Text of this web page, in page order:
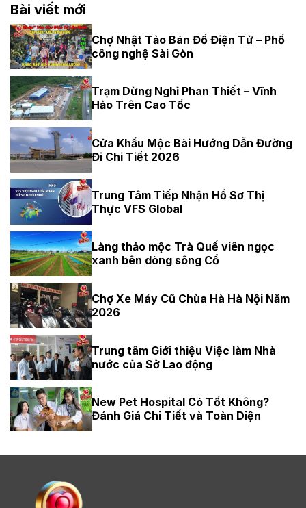
Bài viết mới
Chợ Nhật Tảo Bán Đồ Điện Tử – Phố
công nghệ Sài Gòn
Trạm Dừng Nghỉ Phan Thiết – Vĩnh
Hảo Trên Cao Tốc
Cửa Khẩu Mộc Bài Hướng Dẫn Đường
Đi Chi Tiết 2026
Trung Tâm Tiếp Nhận Hồ Sơ Thị
Thực VFS Global
Làng thảo mộc Trà Quế viên ngọc
xanh bên dòng sông Cổ
Chợ Xe Máy Cũ Chùa Hà Hà Nội Năm
2026
Trung tâm Giới thiệu Việc làm Nhà
nước của Sở Lao động
New Pet Hospital Có Tốt Không?
Đánh Giá Chi Tiết và Toàn Diện